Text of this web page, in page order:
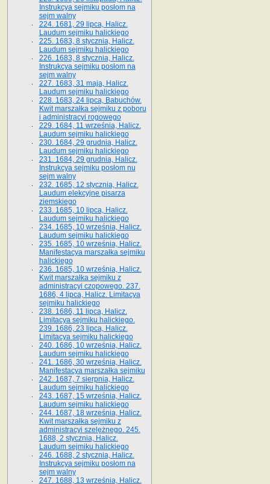
Instrukcya sejmiku posłom na
sejm walny
224. 1681, 29 lipca, Halicz.
Laudum sejmiku halickiego
225. 1683, 8 stycznia, Halicz.
Laudum sejmiku halickiego
226. 1683, 8 stycznia, Halicz.
Instrukcya sejmiku posłom na
sejm walny
227. 1683, 31 maja, Halicz.
Laudum sejmiku halickiego
228. 1683, 24 lipca, Babuchów.
Kwit marszałka sejmiku z poboru
i administracyi rogowego
229. 1684, 11 września, Halicz.
Laudum sejmiku halickiego
230. 1684, 29 grudnia, Halicz.
Laudum sejmiku halickiego
231. 1684, 29 grudnia, Halicz.
Instrukcya sejmiku posłom nu
sejm walny
232. 1685, 12 stycznia, Halicz.
Laudum elekcyjne pisarza
ziemskiego
233. 1685, 10 lipca, Halicz.
Laudum sejmiku halickiego
234. 1685, 10 września, Halicz.
Laudum sejmiku halickiego
235. 1685, 10 września, Halicz.
Manifestacya marszałka sejmiku
halickiego
236. 1685, 10 września, Halicz.
Kwit marszałka sejmiku z
administracyi czopowego. 237.
1686, 4 lipca, Halicz. Limitacya
sejmiku halickiego
238. 1686, 11 lipca, Halicz.
Limitacya sejmiku halickiego.
239. 1686, 23 lipca, Halicz.
Limitacya sejmiku halickiego
240. 1686, 10 września, Halicz.
Laudum sejmiku halickiego
241. 1686, 30 września, Halicz.
Manifestacya marszałka sejmiku
242. 1687, 7 sierpnia, Halicz.
Laudum sejmiku halickiego
243. 1687, 15 września, Halicz.
Laudum sejmiku halickiego
244. 1687, 18 września, Halicz.
Kwit marszałka sejmiku z
administracyi szelężnego. 245.
1688, 2 stycznia, Halicz.
Laudum sejmiku halickiego
246. 1688, 2 stycznia, Halicz.
Instrukcya sejmiku posłom na
sejm walny
247. 1688, 13 września, Halicz.